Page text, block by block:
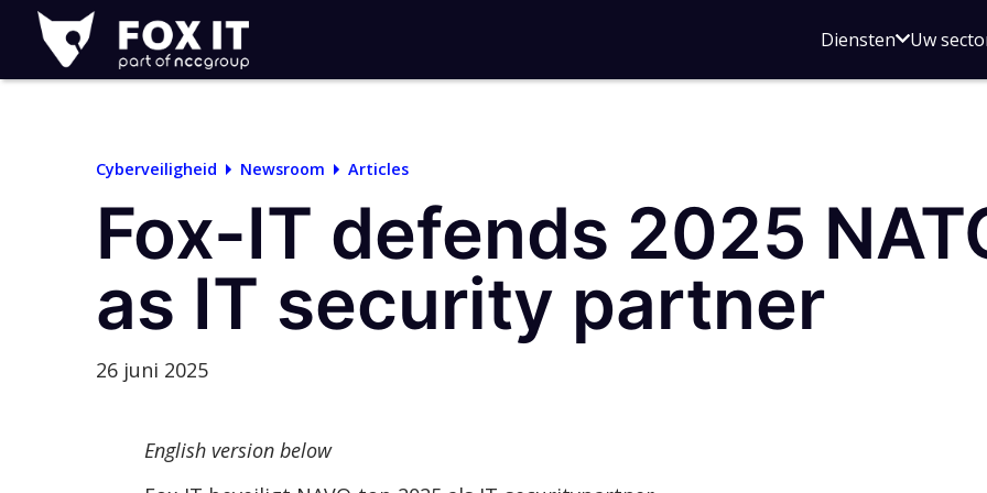
Fox-
IT
Logo
DienstenOpen
voor
Uw
Cyberveiligheid Newsroom Articles
Fox-IT defends 2025
as IT security partner
26 juni 2025
English version below